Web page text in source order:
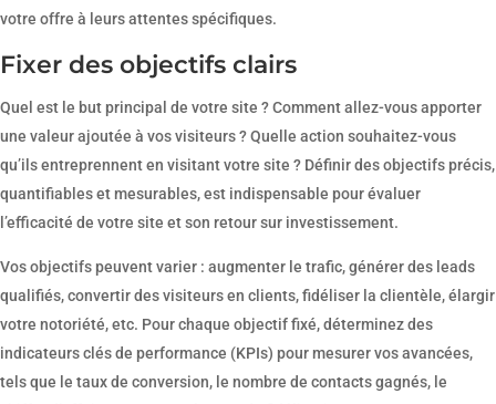
votre offre à leurs attentes spécifiques.
Fixer des objectifs clairs
Quel est le but principal de votre site ? Comment allez-vous apporter
une valeur ajoutée à vos visiteurs ? Quelle action souhaitez-vous
qu’ils entreprennent en visitant votre site ? Définir des objectifs précis,
quantifiables et mesurables, est indispensable pour évaluer
l’efficacité de votre site et son retour sur investissement.
Vos objectifs peuvent varier : augmenter le trafic, générer des leads
qualifiés, convertir des visiteurs en clients, fidéliser la clientèle, élargir
votre notoriété, etc. Pour chaque objectif fixé, déterminez des
indicateurs clés de performance (KPIs) pour mesurer vos avancées,
tels que le taux de conversion, le nombre de contacts gagnés, le